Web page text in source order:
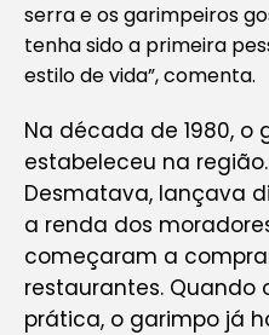
serra e os garimpeiros
tenha sido a primeira
estilo de vida”, comenta.
Na década de 1980,
estabeleceu na região.
Desmatava, lançava
a renda dos
começaram a
restaurantes. Quando
prática, o garimpo já